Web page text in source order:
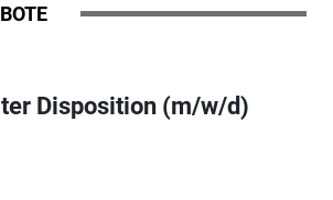
Disposition (m/w/d)